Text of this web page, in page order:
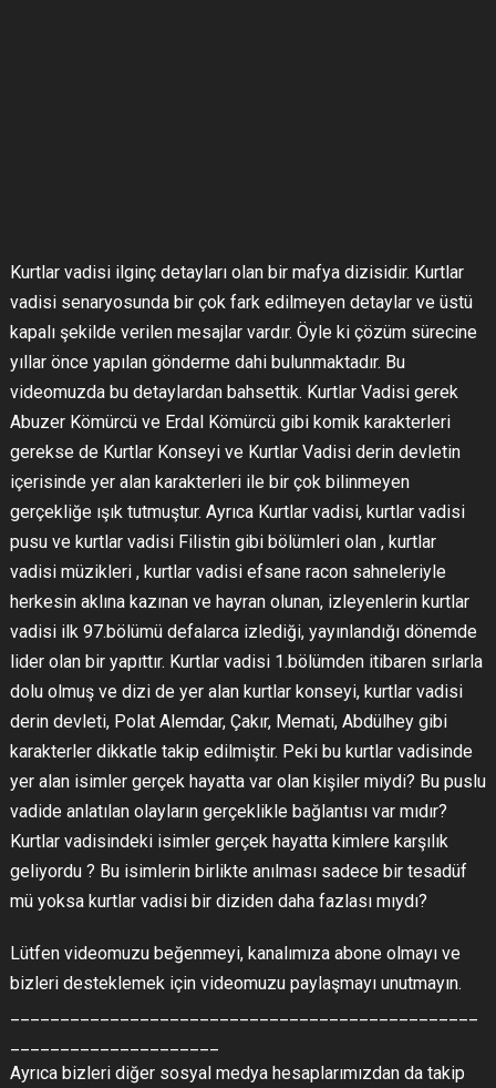
Kurtlar vadisi ilginç detayları olan bir mafya dizisidir. Kurtlar
vadisi senaryosunda bir çok fark edilmeyen detaylar ve üstü
kapalı şekilde verilen mesajlar vardır. Öyle ki çözüm sürecine
yıllar önce yapılan gönderme dahi bulunmaktadır. Bu
videomuzda bu detaylardan bahsettik. Kurtlar Vadisi gerek
Abuzer Kömürcü ve Erdal Kömürcü gibi komik karakterleri
gerekse de Kurtlar Konseyi ve Kurtlar Vadisi derin devletin
içerisinde yer alan karakterleri ile bir çok bilinmeyen
gerçekliğe ışık tutmuştur. Ayrıca Kurtlar vadisi, kurtlar vadisi
pusu ve kurtlar vadisi Filistin gibi bölümleri olan , kurtlar
vadisi müzikleri , kurtlar vadisi efsane racon sahneleriyle
herkesin aklına kazınan ve hayran olunan, izleyenlerin kurtlar
vadisi ilk 97.bölümü defalarca izlediği, yayınlandığı dönemde
lider olan bir yapıttır. Kurtlar vadisi 1.bölümden itibaren sırlarla
dolu olmuş ve dizi de yer alan kurtlar konseyi, kurtlar vadisi
derin devleti, Polat Alemdar, Çakır, Memati, Abdülhey gibi
karakterler dikkatle takip edilmiştir. Peki bu kurtlar vadisinde
yer alan isimler gerçek hayatta var olan kişiler miydi? Bu puslu
vadide anlatılan olayların gerçeklikle bağlantısı var mıdır?
Kurtlar vadisindeki isimler gerçek hayatta kimlere karşılık
geliyordu ? Bu isimlerin birlikte anılması sadece bir tesadüf
mü yoksa kurtlar vadisi bir diziden daha fazlası mıydı?
Lütfen videomuzu beğenmeyi, kanalımıza abone olmayı ve
bizleri desteklemek için videomuzu paylaşmayı unutmayın.
Ayrıca bizleri diğer sosyal medya hesaplarımızdan da takip